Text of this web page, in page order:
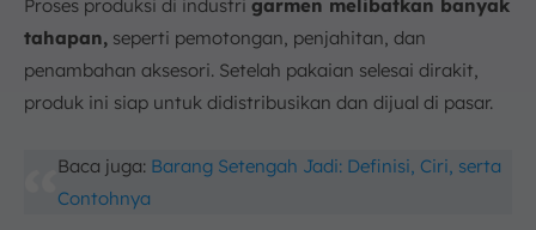
Proses produksi di industri garmen melibatkan banyak
tahapan, seperti pemotongan, penjahitan, dan
penambahan aksesori. Setelah pakaian selesai dirakit,
produk ini siap untuk didistribusikan dan dijual di pasar.
Baca juga: Barang Setengah Jadi: Definisi, Ciri, serta
Contohnya